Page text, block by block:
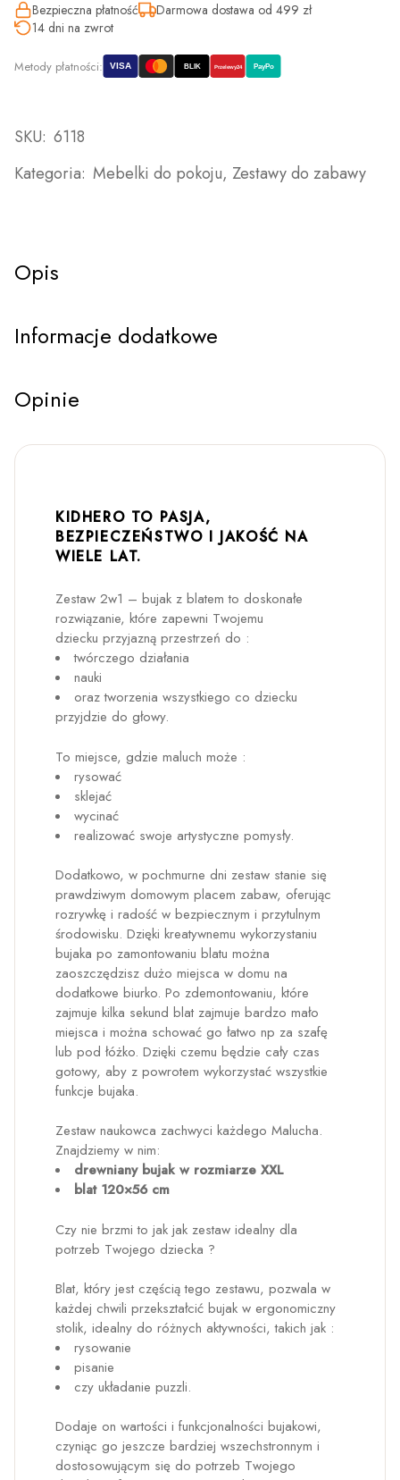
Bezpieczna płatność
Darmowa dostawa od 499 zł
14 dni na zwrot
Metody płatności: VISA BLIK Przelewy24 PayPo
SKU: 6118
Kategoria: Mebelki do pokoju, Zestawy do zabawy
Opis
Informacje dodatkowe
Opinie
KIDHERO TO PASJA,
BEZPIECZEŃSTWO I JAKOŚĆ NA
WIELE LAT.
Zestaw 2w1 – bujak z blatem to doskonałe
rozwiązanie, które zapewni Twojemu
dziecku przyjazną przestrzeń do :
twórczego działania
nauki
oraz tworzenia wszystkiego co dziecku
przyjdzie do głowy.
To miejsce, gdzie maluch może :
rysować
sklejać
wycinać
realizować swoje artystyczne pomysły.
Dodatkowo, w pochmurne dni zestaw stanie się
prawdziwym domowym placem zabaw, oferując
rozrywkę i radość w bezpiecznym i przytulnym
środowisku. Dzięki kreatywnemu wykorzystaniu
bujaka po zamontowaniu blatu można
zaoszczędzisz dużo miejsca w domu na
dodatkowe biurko. Po zdemontowaniu, które
zajmuje kilka sekund blat zajmuje bardzo mało
miejsca i można schować go łatwo np za szafę
lub pod łóżko. Dzięki czemu będzie cały czas
gotowy, aby z powrotem wykorzystać wszystkie
funkcje bujaka.
Zestaw naukowca zachwyci każdego Malucha.
Znajdziemy w nim:
drewniany bujak w rozmiarze XXL
blat 120×56 cm
Czy nie brzmi to jak jak zestaw idealny dla
potrzeb Twojego dziecka ?
Blat, który jest częścią tego zestawu, pozwala w
każdej chwili przekształcić bujak w ergonomiczny
stolik, idealny do różnych aktywności, takich jak :
rysowanie
pisanie
czy układanie puzzli.
Dodaje on wartości i funkcjonalności bujakowi,
czyniąc go jeszcze bardziej wszechstronnym i
dostosowującym się do potrzeb Twojego